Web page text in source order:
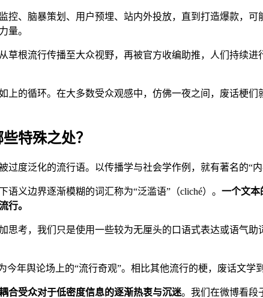
控、脑暴策划、用户预埋、站内外投放，直到打造爆款，
量。
草根流行传播至大众视野，再被官方收编助推，人们持续
上的循环。在大多数受众观感中，仿佛一夜之间，废话梗
特殊之处？
度泛化的流行语。以传播学与社会学作例，就有著名的“内
义边界逐渐模糊的词汇称为“泛滥语”（cliché）。 一个文本
行。
思考，我们只是使用一些较为无厘头的口语式表达或语气
年舆论场上的“流行奇观”。相比其他流行的梗，废话文学
合受众对于低密度信息的逐渐热衷与沉迷。我们在微博看段